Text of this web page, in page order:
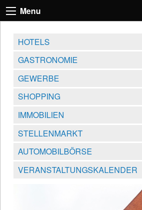
Menu
HOTELS
GASTRONOMIE
GEWERBE
SHOPPING
IMMOBILIEN
STELLENMARKT
AUTOMOBILBÖRSE
VERANSTALTUNGSKALENDER